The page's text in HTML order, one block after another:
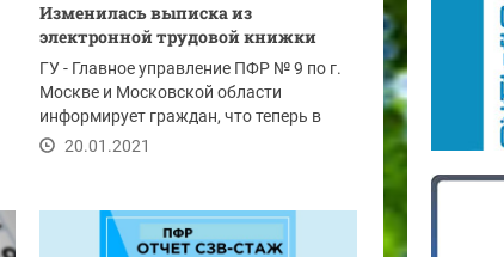
Изменилась выписка из
электронной трудовой книжки
ГУ - Главное управление ПФР № 9 по г.
Москве и Московской области
информирует граждан, что теперь в
выписке СТД-ПФР...
20.01.2021